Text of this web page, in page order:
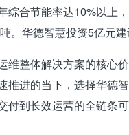
综合节能率达10%以上
。华德智慧投资5亿元
维整体解决方案的核心
推进的当下，选择华德
付到长效运营的全链条可